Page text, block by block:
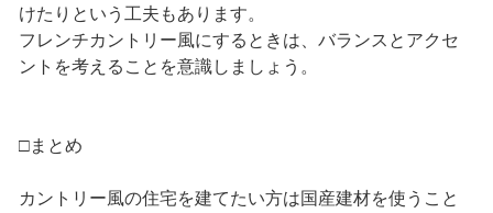
けたりという工夫もあります。
フレンチカントリー風にするときは、バランスとアクセ
ントを考えることを意識しましょう。
□まとめ
カントリー風の住宅を建てたい方は国産建材を使うこと